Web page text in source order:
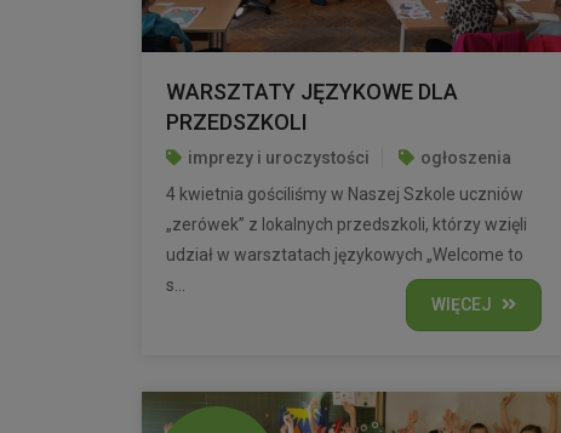
WARSZTATY JĘZYKOWE DLA
PRZEDSZKOLI
imprezy i uroczystości
ogłoszenia
4 kwietnia gościliśmy w Naszej Szkole uczniów
„zerówek” z lokalnych przedszkoli, którzy wzięli
udział w warsztatach językowych „Welcome to
s...
WIĘCEJ